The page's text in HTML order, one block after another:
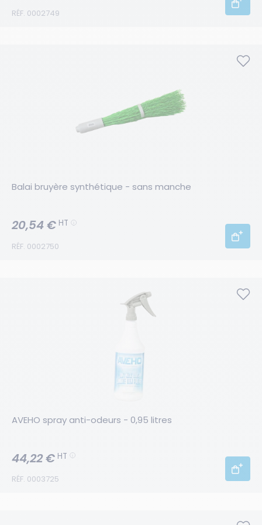
RÉF. 0002749
Balai bruyère synthétique - sans manche
RÉF. 0002750
20,54 € HT
AVEHO spray anti-odeurs - 0,95 litres
RÉF. 0003725
44,22 € HT